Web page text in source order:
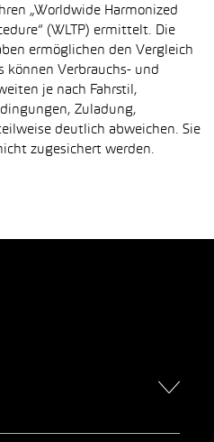
„Worldwide Harmonized
(WLTP) ermittelt. Die
ermöglichen den Vergleich
können Verbrauchs- und
je nach Fahrstil,
Zuladung,
deutlich abweichen. Sie
zugesichert werden.